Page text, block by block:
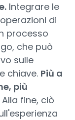
Integrare le
di
processo
che può
sulle
chiave. Più a
più
Alla fine, ciò